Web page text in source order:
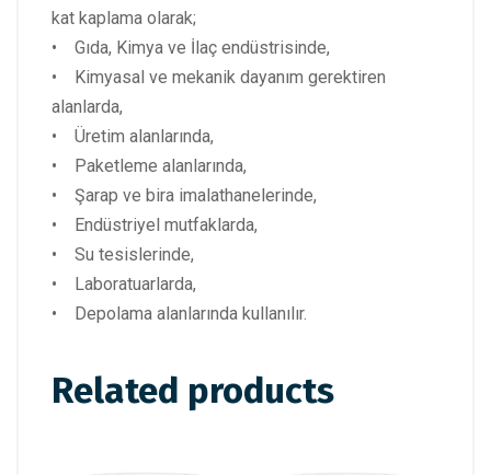
kat kaplama olarak;
• Gıda, Kimya ve İlaç endüstrisinde,
• Kimyasal ve mekanik dayanım gerektiren
alanlarda,
• Üretim alanlarında,
• Paketleme alanlarında,
• Şarap ve bira imalathanelerinde,
• Endüstriyel mutfaklarda,
• Su tesislerinde,
• Laboratuarlarda,
• Depolama alanlarında kullanılır.
Related products